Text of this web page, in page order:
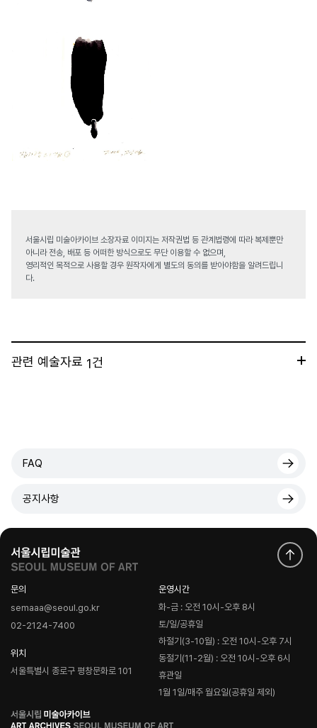
서울시립 미술아카이브 소장자료 이미지는 저작권법 등 관계법령에 따라 복제뿐만
아니라 전송, 배포 등 어떠한 방식으로도 무단 이용할 수 없으며,
영리적인 목적으로 사용할 경우 원작자에게 별도의 동의를 받아야함을 알려드립니
다.
관련 예술자료 1건
FAQ
공지사항
문의
semaaa@seoul.go.kr
02-2124-7400
위치
서울특별시 종로구 평창문화로 101
운영시간
화-금 : 오전 10시-오후 8시
토/일/공휴일
하절기(3-10월) : 오전 10시-오후 7시
동절기(11-2월) : 오전 10시-오후 6시
휴관일
1월 1일/매주 월요일(공휴일 제외)
로
고